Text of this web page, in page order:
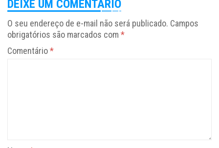
DEIXE UM COMENTÁRIO
O seu endereço de e-mail não será publicado. Campos
obrigatórios são marcados com *
Comentário*